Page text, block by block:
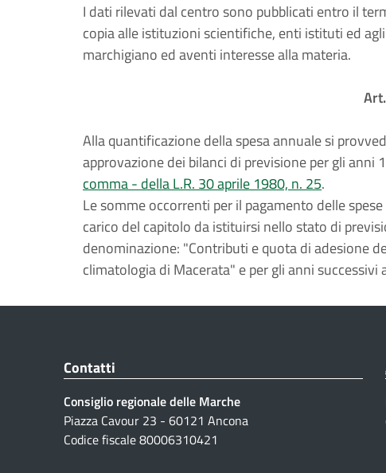
I dati rilevati dal centro sono pubblicati entro il
copia alle istituzioni scientifiche, enti istituti ed
marchigiano ed aventi interesse alla materia.
Alla quantificazione della spesa annuale si
approvazione dei bilanci di previsione per gli anni
comma - della L.R. 30 aprile 1980, n. 25.
Le somme occorrenti per il pagamento delle
carico del capitolo da istituirsi nello stato di
denominazione: "Contributi e quota di adesione
climatologia di Macerata" e per gli anni
Contatti
Consiglio regionale delle Marche
Piazza Cavour 23 - 60121 Ancona
Codice fiscale 80006310421